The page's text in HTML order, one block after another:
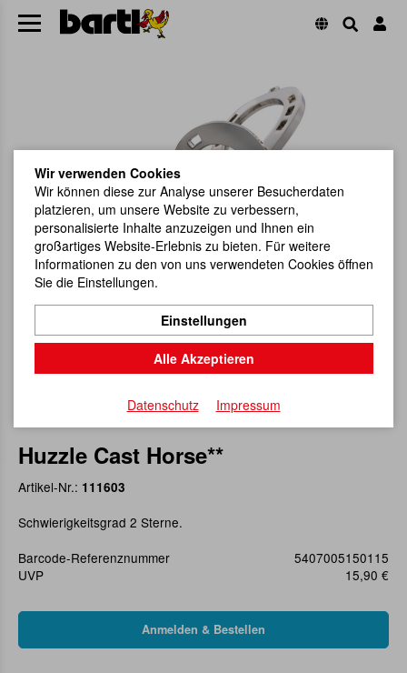
Huzzle Cast Horse**
Artikel-Nr.: 111603
Schwierigkeitsgrad 2 Sterne.
Barcode-Referenznummer
5407005150115
UVP
15,90 €
Wir verwenden Cookies
Wir können diese zur Analyse unserer Besucherdaten
platzieren, um unsere Website zu verbessern,
personalisierte Inhalte anzuzeigen und Ihnen ein
großartiges Website-Erlebnis zu bieten. Für weitere
Informationen zu den von uns verwendeten Cookies öffnen
Sie die Einstellungen.
Einstellungen
Alle Akzeptieren
Datenschutz Impressum